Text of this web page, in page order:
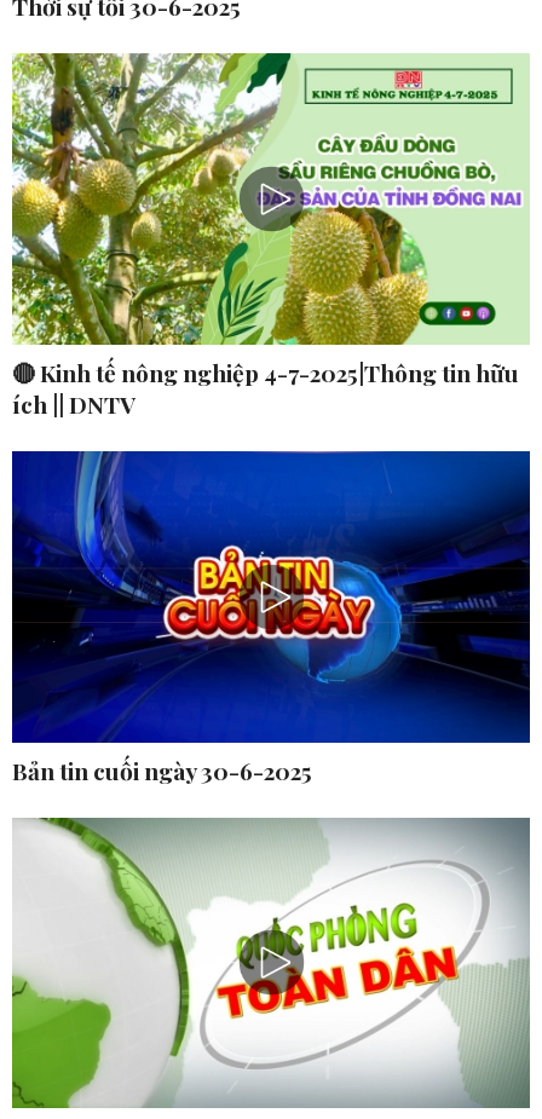
🔴 Kinh tế nông nghiệp 4-7-2025|Thông tin hữu
ích || DNTV
Bản tin cuối ngày 30-6-2025